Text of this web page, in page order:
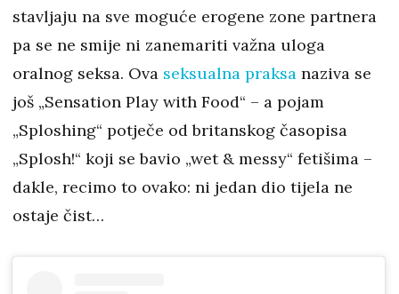
stavljaju na sve moguće erogene zone partnera
pa se ne smije ni zanemariti važna uloga
oralnog seksa. Ova seksualna praksa naziva se
još „Sensation Play with Food“ – a pojam
„Sploshing“ potječe od britanskog časopisa
„Splosh!“ koji se bavio „wet & messy“ fetišima –
dakle, recimo to ovako: ni jedan dio tijela ne
ostaje čist…